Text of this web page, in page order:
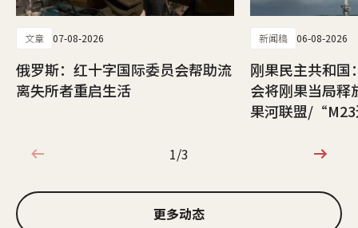
文章 07-08-2026
俄罗斯：红十字国际委员会帮助流
离失所者重启生活
新闻稿 06-08-2026
刚果民主共和国
会将刚果当局释
果河联盟/
1/3
1/3
更多动态